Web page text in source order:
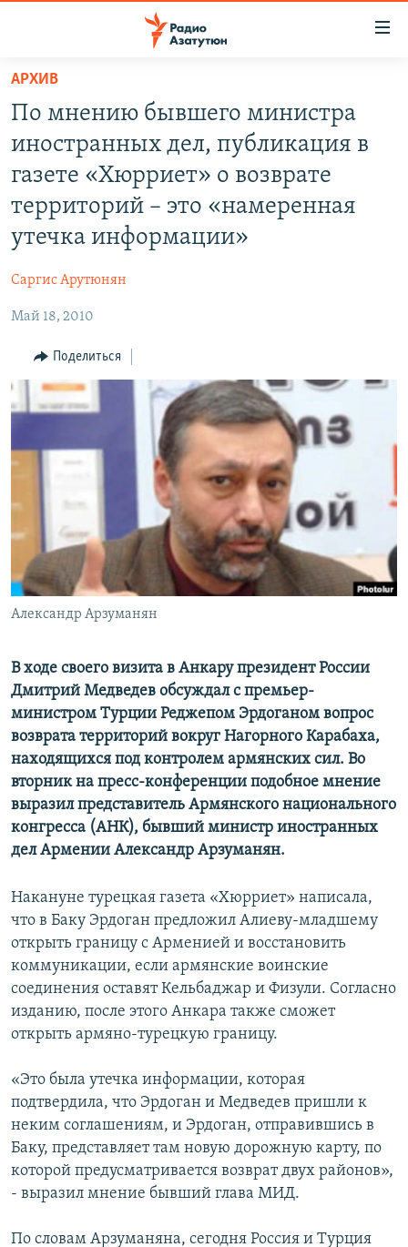
Перейти
основному
содержанию
основной
навигации
Перейти
ПОЛИТИКА
ЭКОНОМИКА
НАГОРНЫЙ КАРАБАХ
КУЛЬТУРА
СПОРТ
АРХИВ
Русский
Все сайты Радио Азатутюн
АРХИВ
По мнению бывшего министра
иностранных дел, публикация в
газете «Хюрриет» о возврате
территорий – это «намеренная
утечка информации»
Саргис Арутюнян
Май 18, 2010
Поделиться
Александр Арзуманян
В ходе своего визита в Анкару президент России
Дмитрий Медведев обсуждал с премьер-
министром Турции Реджепом Эрдоганом вопрос
возврата территорий вокруг Нагорного Карабаха,
находящихся под контролем армянских сил. Во
вторник на пресс-конференции подобное мнение
выразил представитель Армянского национального
конгресса (АНК), бывший министр иностранных
дел Армении Александр Арзуманян.
Накануне турецкая газета «Хюрриет» написала,
что в Баку Эрдоган предложил Алиеву-младшему
открыть границу с Арменией и восстановить
коммуникации, если армянские воинские
соединения оставят Кельбаджар и Физули. Согласно
изданию, после этого Анкара также сможет
открыть армяно-турецкую границу.
«Это была утечка информации, которая
подтвердила, что Эрдоган и Медведев пришли к
неким соглашениям, и Эрдоган, отправившись в
Баку, представляет там новую дорожную карту, по
которой предусматривается возврат двух районов»,
- выразил мнение бывший глава МИД.
По словам Арзуманяна, сегодня Россия и Турция